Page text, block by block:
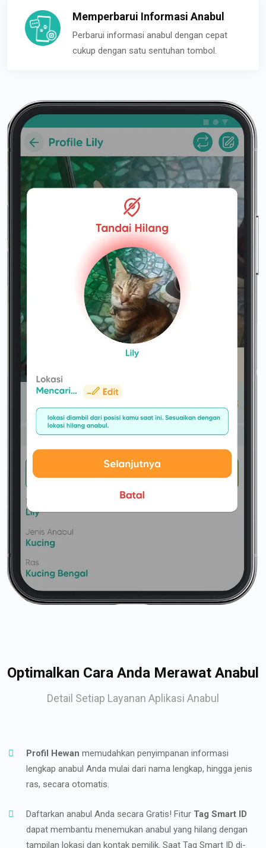
Memperbarui Informasi Anabul
Perbarui informasi anabul dengan cepat
cukup dengan satu sentuhan tombol.
Optimalkan Cara Anda Merawat Anabul
Detail Setiap Layanan Aplikasi Anabul
Profil Hewan memudahkan penyimpanan informasi
lengkap anabul Anda mulai dari nama lengkap, hingga jenis
ras, secara otomatis.
Daftarkan anabul Anda secara Gratis! Fitur Tag Smart ID
dapat membantu menemukan anabul yang hilang dengan
tampilan lokasi dan kontak pemilik. Saat Tag Smart ID di-